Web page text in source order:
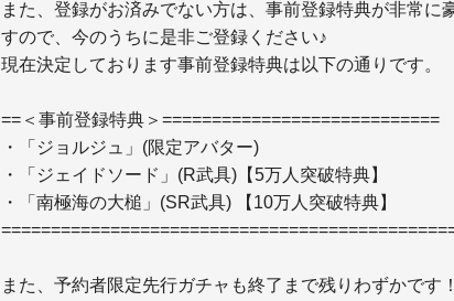
また、登録がお済みでない方は、事前登録特典が非常に
すので、今のうちに是非ご登録ください♪
現在決定しております事前登録特典は以下の通りです。
==＜事前登録特典＞============================
・「ジョルジュ」(限定アバター)
・「ジェイドソード」(R武具)【5万人突破特典】
・「南極海の大槌」(SR武具) 【10万人突破特典】
また、予約者限定先行ガチャも終了まで残りわずかです！